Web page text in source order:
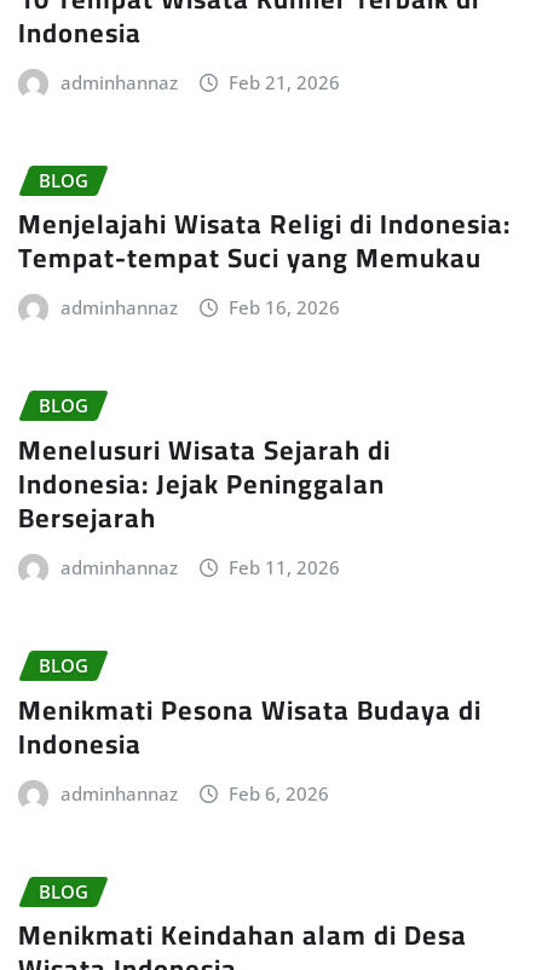
Indonesia
adminhannaz Feb 21, 2026
BLOG
Menjelajahi Wisata Religi di Indonesia:
Tempat-tempat Suci yang Memukau
adminhannaz Feb 16, 2026
BLOG
Menelusuri Wisata Sejarah di
Indonesia: Jejak Peninggalan
Bersejarah
adminhannaz Feb 11, 2026
BLOG
Menikmati Pesona Wisata Budaya di
Indonesia
adminhannaz Feb 6, 2026
BLOG
Menikmati Keindahan alam di Desa